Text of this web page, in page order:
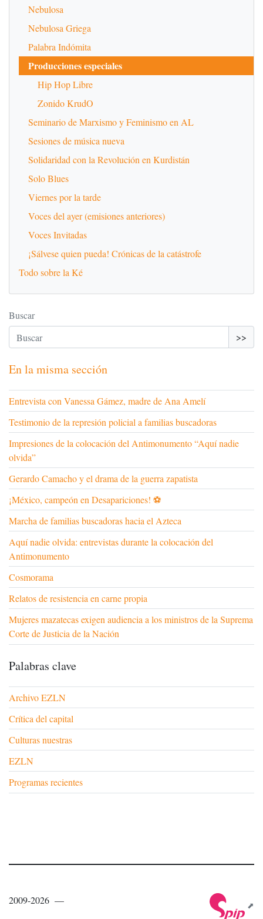
Nebulosa
Nebulosa Griega
Palabra Indómita
Producciones especiales
Hip Hop Libre
Zonido KrudO
Seminario de Marxismo y Feminismo en AL
Sesiones de música nueva
Solidaridad con la Revolución en Kurdistán
Solo Blues
Viernes por la tarde
Voces del ayer (emisiones anteriores)
Voces Invitadas
¡Sálvese quien pueda! Crónicas de la catástrofe
Todo sobre la Ké
Buscar
>>
En la misma sección
Entrevista con Vanessa Gámez, madre de Ana Amelí
Testimonio de la represión policial a familias buscadoras
Impresiones de la colocación del Antimonumento “Aquí nadie
olvida”
Gerardo Camacho y el drama de la guerra zapatista
¡México, campeón en Desapariciones! ⚽
Marcha de familias buscadoras hacia el Azteca
Aquí nadie olvida: entrevistas durante la colocación del
Antimonumento
Cosmorama
Relatos de resistencia en carne propia
Mujeres mazatecas exigen audiencia a los ministros de la Suprema
Corte de Justicia de la Nación
Palabras clave
Archivo EZLN
Crítica del capital
Culturas nuestras
EZLN
Programas recientes
2009-2026 —